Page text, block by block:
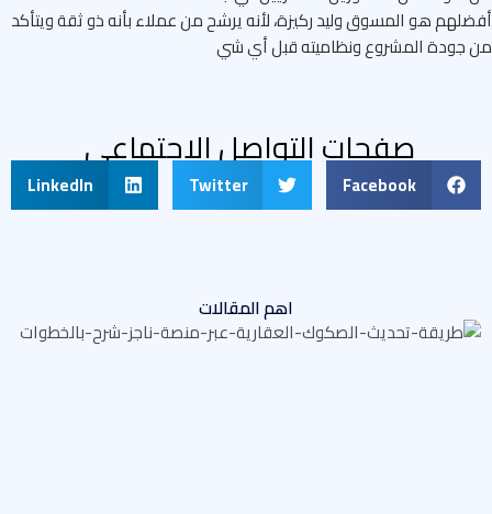
هو المسوق وليد ركيزة، لأنه يرشح من عملاء بأنه ذو ثقة ويتأكد
المشروع ونظاميته قبل أي شي
صفحات التواصل الاجتماعى
Facebook
Twitter
LinkedIn
اهم المقالات